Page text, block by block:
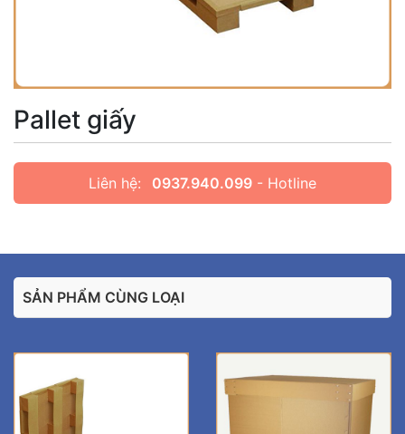
Pallet giấy
Liên hệ: 0937.940.099 - Hotline
SẢN PHẨM CÙNG LOẠI